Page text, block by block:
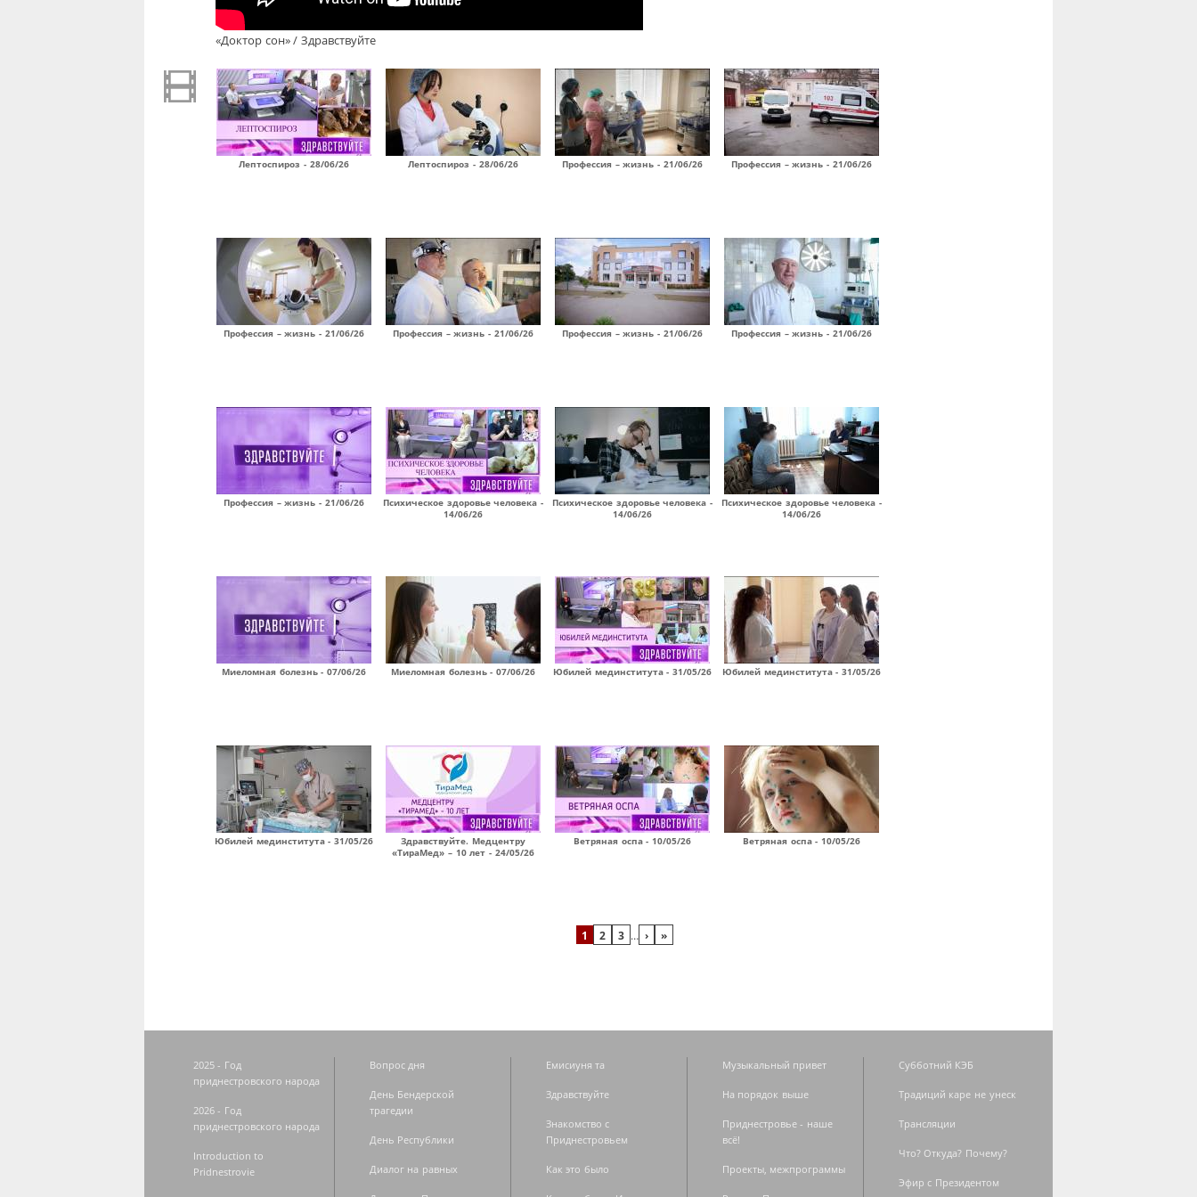
«Доктор сон» / Здравствуйте
Лептоспироз - 28/06/26 Лептоспироз - 28/06/26 Профессия – жизнь - 21/06/26 Профессия – жизнь - 21/06/26
Профессия – жизнь - 21/06/26 Профессия – жизнь - 21/06/26 Профессия – жизнь - 21/06/26 Профессия – жизнь - 21/06/26
Профессия – жизнь - 21/06/26
Психическое здоровье человека -
14/06/26
Психическое здоровье человека -
14/06/26
Психическое здоровье человека -
14/06/26
Миеломная болезнь - 07/06/26 Миеломная болезнь - 07/06/26 Юбилей мединститута - 31/05/26 Юбилей мединститута - 31/05/26
Юбилей мединститута - 31/05/26
Здравствуйте. Медцентру
«ТираМед» – 10 лет - 24/05/26
Ветряная оспа - 10/05/26 Ветряная оспа - 10/05/26
1 2 3 … › »
2025 - Год
приднестровского народа
2026 - Год
приднестровского народа
Introduction to
Pridnestrovie
Вопрос дня
День Бендерской
трагедии
День Республики
Диалог на равных
Емисиуня та
Здравствуйте
Знакомство с
Приднестровьем
Как это было
Музыкальный привет
На порядок выше
Приднестровье - наше
всё!
Проекты, межпрограммы
Субботний КЭБ
Традиций каре не унеск
Трансляции
Что? Откуда? Почему?
Эфир с Президентом